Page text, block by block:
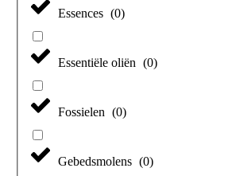
Essences (0)
Essentiële oliën (0)
Fossielen (0)
Gebedsmolens (0)